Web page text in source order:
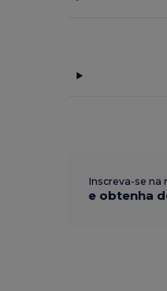
Inscreva-se na
e obtenha